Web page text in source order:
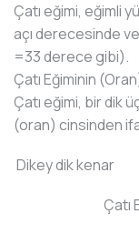
Çatı eğimi, eğimli
açı derecesinde
=33 derece gibi).
Çatı Eğiminin
Çatı eğimi, bir dik
(oran) cinsinden
Dikey dik kenar
Çatı Eğimi